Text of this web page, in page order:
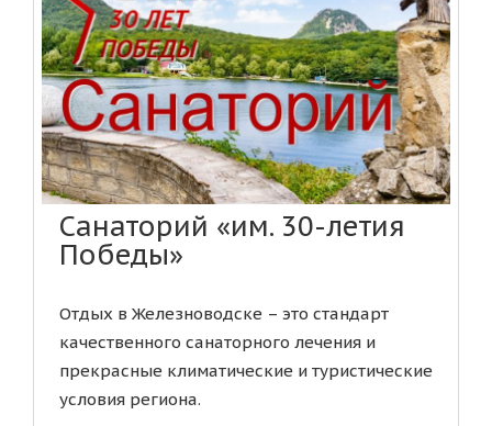
Санаторий «им. 30-летия
Победы»
Отдых в Железноводске – это стандарт
качественного санаторного лечения и
прекрасные климатические и туристические
условия региона.